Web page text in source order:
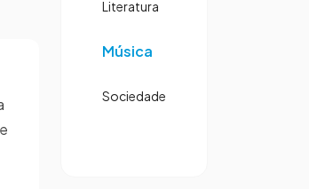
Literatura
Música
Sociedade